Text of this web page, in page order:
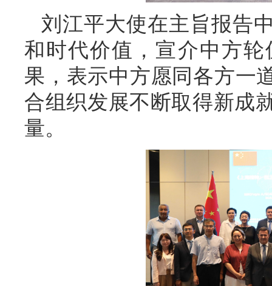
刘江平大使在主旨报告
和时代价值，宣介中方
果，表示中方愿同各方一
合组织发展不断取得新成
量。